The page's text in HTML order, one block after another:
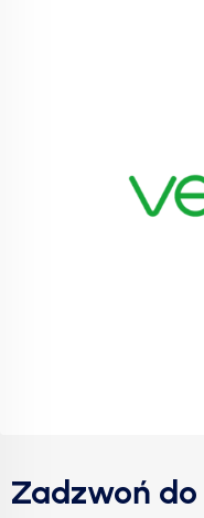
Zadzwoń do